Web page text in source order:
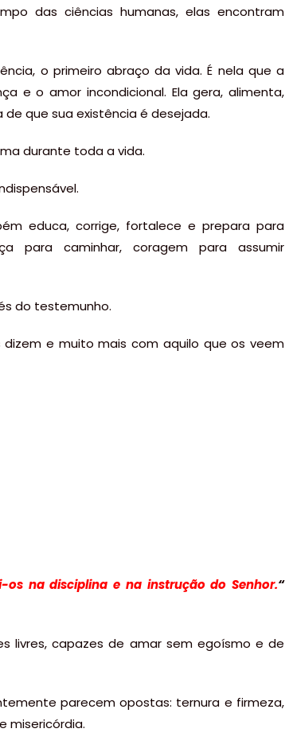
das ciências humanas, elas encontram
o primeiro abraço da vida. É nela que a
e o amor incondicional. Ela gera, alimenta,
que sua existência é desejada.
durante toda a vida.
educa, corrige, fortalece e prepara para
para caminhar, coragem para assumir
do testemunho.
e muito mais com aquilo que os veem
os na disciplina e na instrução do Senhor.“
livres, capazes de amar sem egoísmo e de
parecem opostas: ternura e firmeza,
misericórdia.